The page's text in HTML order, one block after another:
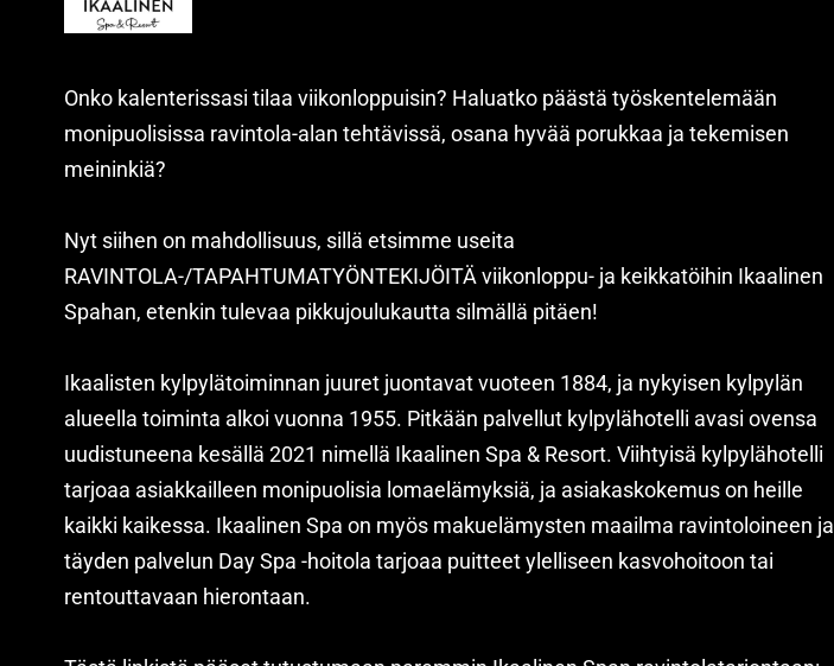
Onko kalenterissasi tilaa viikonloppuisin? Haluatko päästä työskentelemään
monipuolisissa ravintola-alan tehtävissä, osana hyvää porukkaa ja tekemisen
meininkiä?
Nyt siihen on mahdollisuus, sillä etsimme useita
RAVINTOLA-/TAPAHTUMATYÖNTEKIJÖITÄ viikonloppu- ja keikkatöihin Ikaalinen
Spahan, etenkin tulevaa pikkujoulukautta silmällä pitäen!
Ikaalisten kylpylätoiminnan juuret juontavat vuoteen 1884, ja nykyisen kylpylän
alueella toiminta alkoi vuonna 1955. Pitkään palvellut kylpylähotelli avasi ovensa
uudistuneena kesällä 2021 nimellä Ikaalinen Spa & Resort. Viihtyisä kylpylähotelli
tarjoaa asiakkailleen monipuolisia lomaelämyksiä, ja asiakaskokemus on heille
kaikki kaikessa. Ikaalinen Spa on myös makuelämysten maailma ravintoloineen ja
täyden palvelun Day Spa -hoitola tarjoaa puitteet ylelliseen kasvohoitoon tai
rentouttavaan hierontaan.